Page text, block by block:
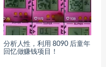
分析人性，利用 8090 后童年
回忆做赚钱项目！